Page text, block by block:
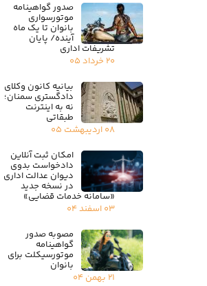
صدور گواهینامه
موتورسواری
بانوان تا یک ماه
آینده/ پایان
تشریفات اداری
۲۰ خرداد ۰۵
بیانیه کانون وکلای
دادگستری سمنان؛
نه به اینترنت
طبقاتی
۰۸ اردیبهشت ۰۵
امکان ثبت آنلاین
دادخواست بدوی
دیوان عدالت اداری
در نسخه جدید
«سامانه خدمات قضایی»
۰۳ اسفند ۰۴
مصوبه صدور
گواهینامه
موتورسیکلت برای
بانوان
۲۱ بهمن ۰۴